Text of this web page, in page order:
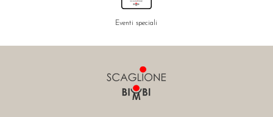
Eventi speciali